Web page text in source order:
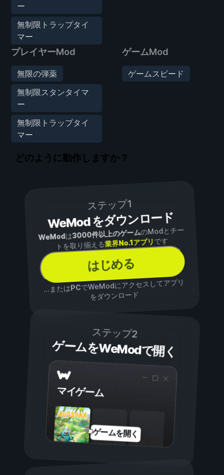
ー
無制限トラップタイ
マー
プレイヤーMod
無限の弾薬
無制限スタンタイマ
ー
無制限トラップタイ
マー
ゲームMod
ゲームスピード
どのように動作しますか？
ステップ1
WeMod をダウンロード
WeModは3000件以上のゲームのModとチー
トを取り揃える業界No.1アプリです
はじめる
...またはPCでWeModにアクセスしてアプリ
をダウンロード
ステップ2
ゲームをWeModで開く
マイゲーム
ゲームを開く